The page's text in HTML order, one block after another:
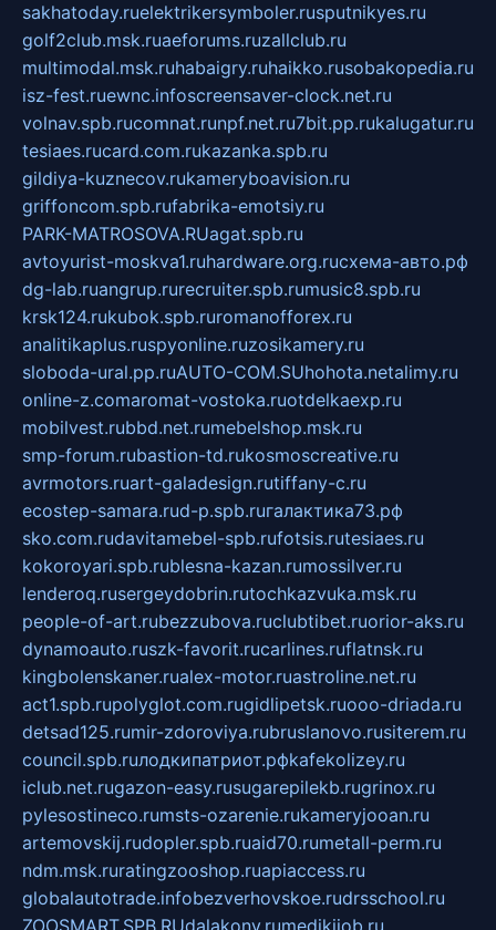
sakhatoday.ruelektrikersymboler.rusputnikyes.ru
golf2club.msk.ruaeforums.ruzallclub.ru
multimodal.msk.ruhabaigry.ruhaikko.rusobakopedia.ru
isz-fest.ruewnc.infoscreensaver-clock.net.ru
volnav.spb.rucomnat.runpf.net.ru7bit.pp.rukalugatur.ru
tesiaes.rucard.com.rukazanka.spb.ru
gildiya-kuznecov.rukameryboavision.ru
griffoncom.spb.rufabrika-emotsiy.ru
PARK-MATROSOVA.RUagat.spb.ru
avtoyurist-moskva1.ruhardware.org.ruсхема-авто.рф
dg-lab.ruangrup.rurecruiter.spb.rumusic8.spb.ru
krsk124.rukubok.spb.ruromanofforex.ru
analitikaplus.ruspyonline.ruzosikamery.ru
sloboda-ural.pp.ruAUTO-COM.SUhohota.netalimy.ru
online-z.comaromat-vostoka.ruotdelkaexp.ru
mobilvest.rubbd.net.rumebelshop.msk.ru
smp-forum.rubastion-td.rukosmoscreative.ru
avrmotors.ruart-galadesign.rutiffany-c.ru
ecostep-samara.rud-p.spb.ruгалактика73.рф
sko.com.rudavitamebel-spb.rufotsis.rutesiaes.ru
kokoroyari.spb.rublesna-kazan.rumossilver.ru
lenderoq.rusergeydobrin.rutochkazvuka.msk.ru
people-of-art.rubezzubova.ruclubtibet.ruorior-aks.ru
dynamoauto.ruszk-favorit.rucarlines.ruflatnsk.ru
kingbolenskaner.rualex-motor.ruastroline.net.ru
act1.spb.rupolyglot.com.rugidlipetsk.ruooo-driada.ru
detsad125.rumir-zdoroviya.rubruslanovo.rusiterem.ru
council.spb.ruлодкипатриот.рфkafekolizey.ru
iclub.net.rugazon-easy.rusugarepilekb.rugrinox.ru
pylesostineco.rumsts-ozarenie.rukameryjooan.ru
artemovskij.rudopler.spb.ruaid70.rumetall-perm.ru
ndm.msk.ruratingzooshop.ruapiaccess.ru
globalautotrade.infobezverhovskoe.rudrsschool.ru